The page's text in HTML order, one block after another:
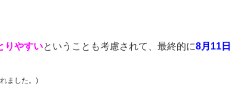
りやすいということも考慮されて、最終的に8月11日
ました。)